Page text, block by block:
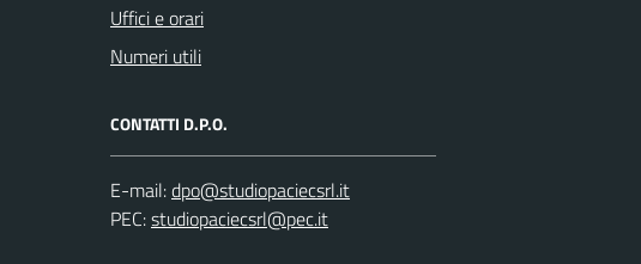
Uffici e orari
Numeri utili
CONTATTI D.P.O.
E-mail:
PEC: